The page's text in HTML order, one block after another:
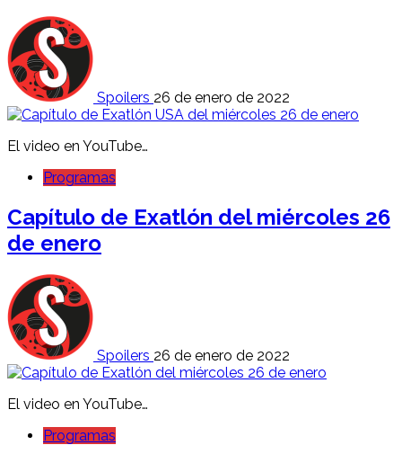
Spoilers 26 de enero de 2022
El video en YouTube…
Programas
Capítulo de Exatlón del miércoles 26
de enero
Spoilers 26 de enero de 2022
El video en YouTube…
Programas